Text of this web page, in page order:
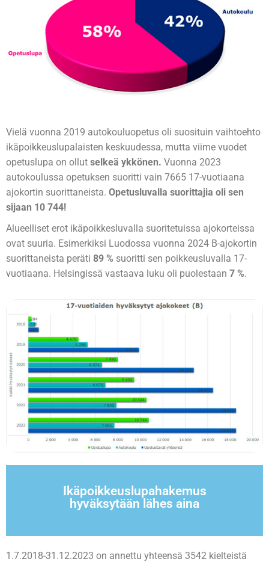
Vielä vuonna 2019 autokouluopetus oli suosituin vaihtoehto
ikäpoikkeuslupalaisten keskuudessa, mutta viime vuodet
opetuslupa on ollut selkeä ykkönen. Vuonna 2023
autokoulussa opetuksen suoritti vain 7665 17-vuotiaana
ajokortin suorittaneista. Opetusluvalla suorittajia oli sen
sijaan 10 744!
Alueelliset erot ikäpoikkesluvalla suoritetuissa ajokorteissa
ovat suuria. Esimerkiksi Luodossa vuonna 2024 B-ajokortin
suorittaneista peräti 89 % suoritti sen poikkeusluvalla 17-
vuotiaana. Helsingissä vastaava luku oli puolestaan 7 %.
Ikäpoikkeuslupahakemus
hyväksytään lähes aina
96,18 % ikäpoikkeulupahakemuksista
hyväksytään.
1.7.2018-31.12.2023 on annettu yhteensä 3542 kielteistä